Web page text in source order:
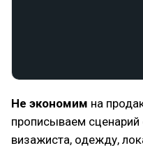
Не экономим на
прописываем
визажиста, одежду,